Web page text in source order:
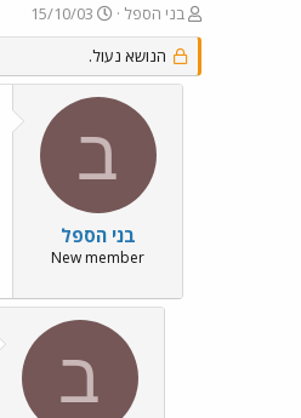
פ
ו
ת
ח
בני הספל
פ
ו
ר
ס
ם
ת
ר
י
ך
15/10/03
הנושא נעול.
ב
בני הספל
New member
ב